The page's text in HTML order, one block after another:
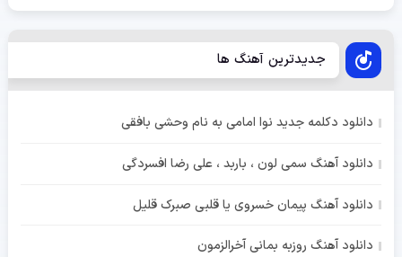
جدیدترین آهنگ ها
دانلود دکلمه جدید نوا امامی به نام وحشی بافقی
دانلود آهنگ سمی لون ، باربد ، علی رضا افسردگی
دانلود آهنگ پیمان خسروی یا قلبی صبرک قلیل
دانلود آهنگ روزبه بمانی آخرالزمون